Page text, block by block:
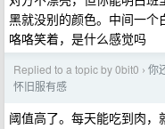
黑就没别的颜色。中间一
咯咯笑着，是什么感觉吗
Replied to a topic by 0bit0 › 你
怀旧服有感
阈值高了。每天能吃到肉